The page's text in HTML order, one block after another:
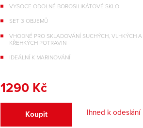
VYSOCE ODOLNÉ BOROSILIKÁTOVÉ SKLO
SET 3 OBJEMŮ
VHODNÉ PRO SKLADOVÁNÍ SUCHÝCH, VLHKÝCH A
KŘEHKÝCH POTRAVIN
IDEÁLNÍ K MARINOVÁNÍ
1290 Kč
Koupit Ihned k odeslání